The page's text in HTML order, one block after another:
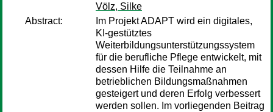
Völz, Silke
Abstract:
Im Projekt ADAPT wird ein digitales,
KI-gestütztes
Weiterbildungsunterstützungssystem
für die berufliche Pflege entwickelt, mit
dessen Hilfe die Teilnahme an
betrieblichen Bildungsmaßnahmen
gesteigert und deren Erfolg verbessert
werden sollen. Im vorliegenden Beitrag